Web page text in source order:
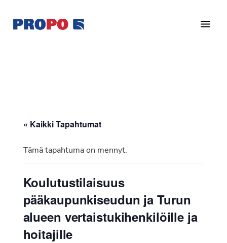
pääsisältöön
alatunnisteeseen
Ry
vuonna
Suomen
Syöpäyhdistyksen
jäsenjärjestö.
« Kaikki Tapahtumat
Tämä tapahtuma on mennyt.
Koulutustilaisuus
pääkaupunkiseudun ja Turun
alueen vertaistukihenkilöille ja
hoitajille